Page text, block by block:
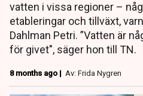
vatten i vissa regioner –
etableringar och tillväxt,
Dahlman Petri. ”Vatten är
för givet", säger hon till TN.
8 months ago | Av: Frida Nygren